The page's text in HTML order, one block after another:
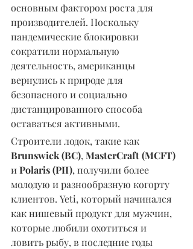
основным фактором роста для
производителей. Поскольку
пандемические блокировки
сократили нормальную
деятельность, американцы
вернулись к природе для
безопасного и социально
дистанцированного способа
оставаться активными.
Строители лодок, такие как
Brunswick (BC), MasterCraft (MCFT)
и Polaris (PII), получили более
молодую и разнообразную когорту
клиентов. Yeti, который начинался
как нишевый продукт для мужчин,
которые любили охотиться и
ловить рыбу, в последние годы